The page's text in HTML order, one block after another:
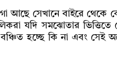
আছে সেখানে বাইরে থেকে
যদি সমঝোতার
হচ্ছে কি না এবং সেই